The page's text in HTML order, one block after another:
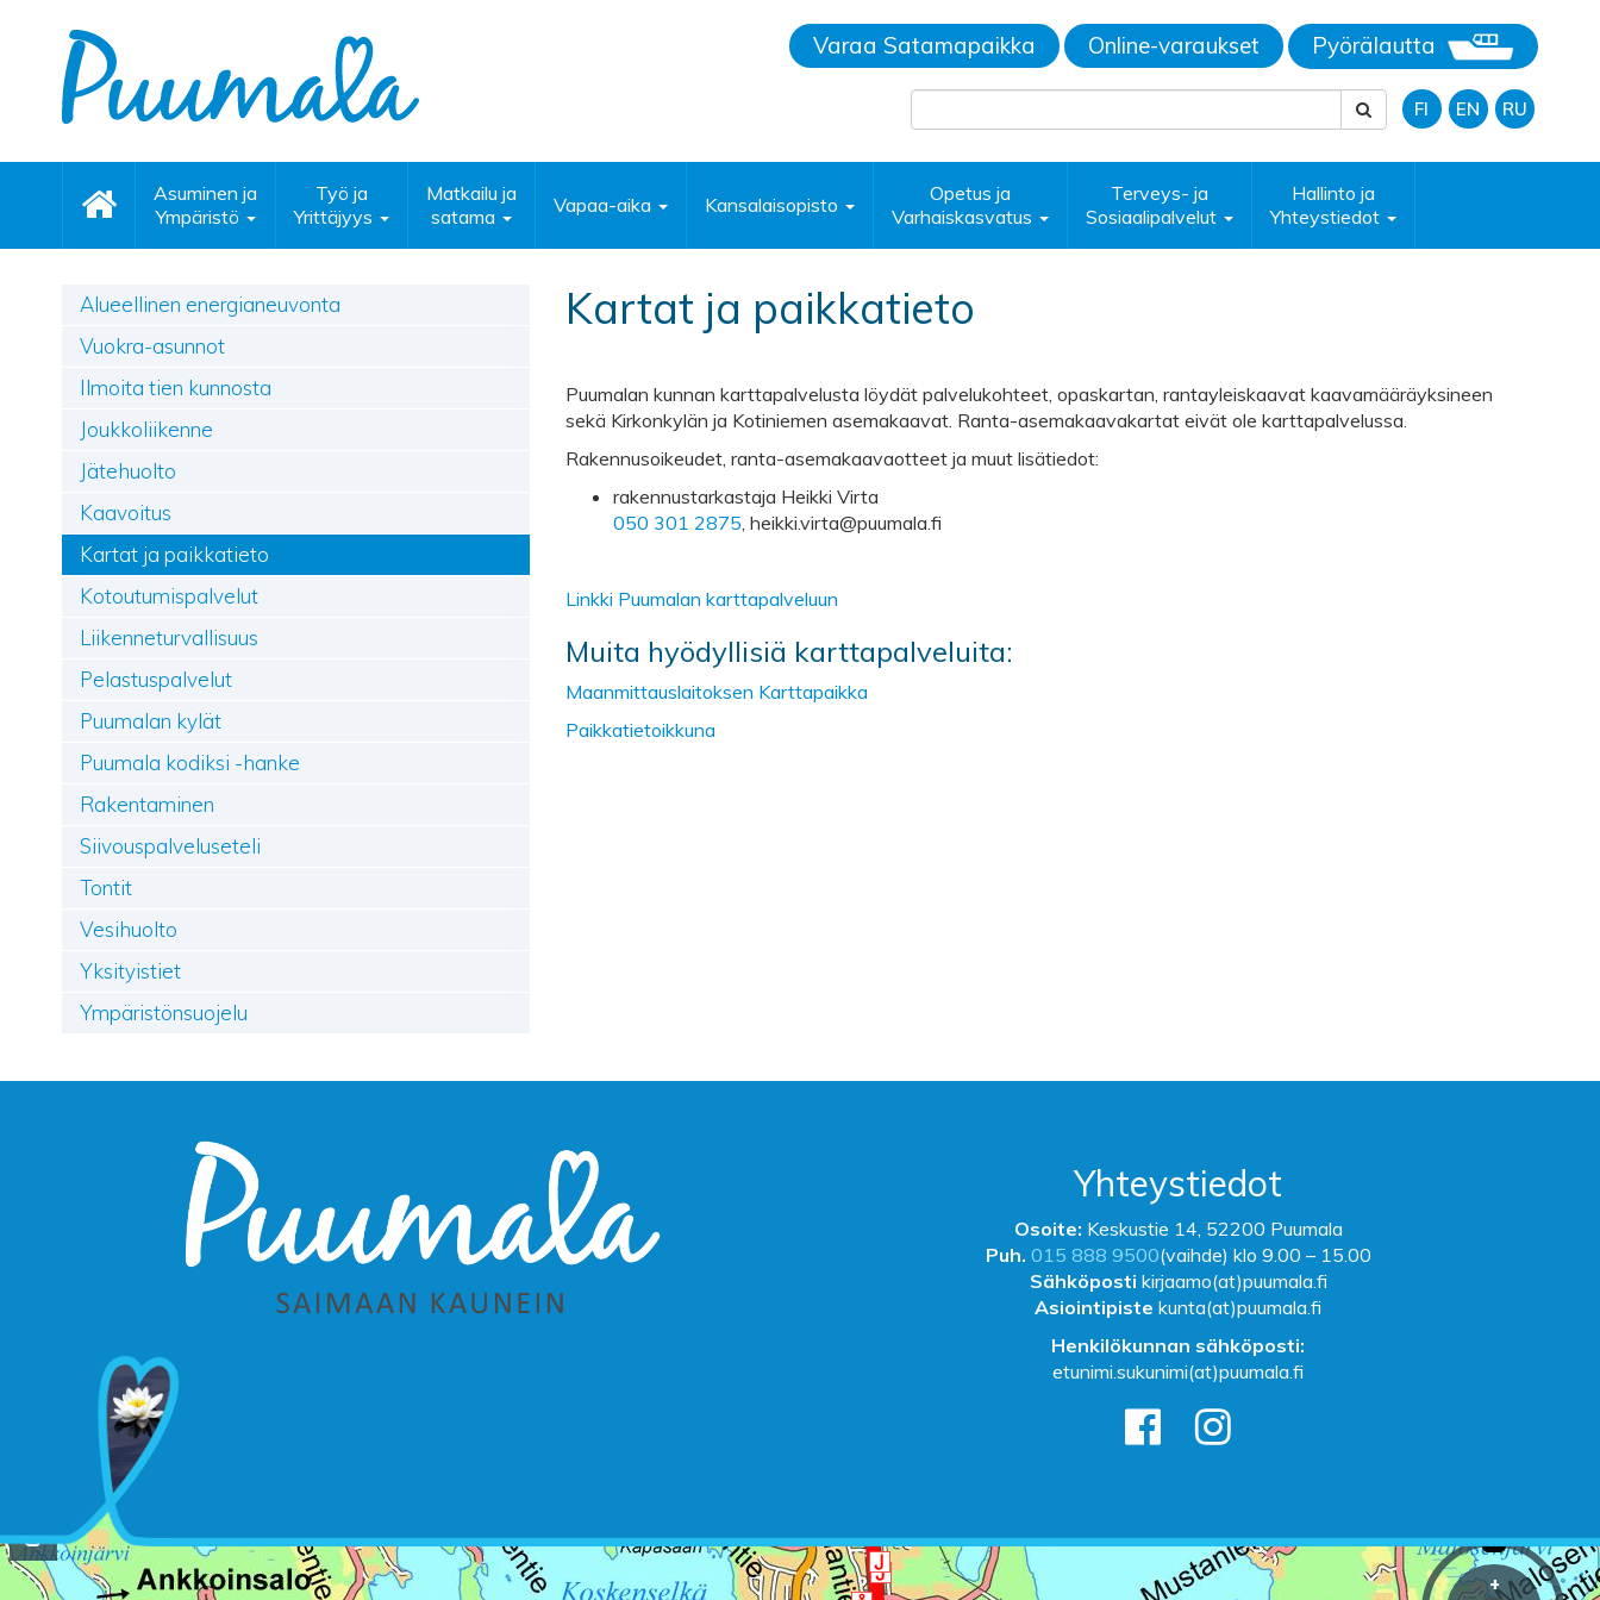
Varaa Satamapaikka Online-varaukset Pyörälautta
FI EN RU
Asuminen ja
Ympäristö
Työ ja
Yrittäjyys
Matkailu ja
satama
Vapaa-aika Kansalaisopisto
Opetus ja
Varhaiskasvatus
Terveys- ja
Sosiaalipalvelut
Hallinto ja
Yhteystiedot
Alueellinen energianeuvonta
Vuokra-asunnot
Ilmoita tien kunnosta
Joukkoliikenne
Jätehuolto
Kaavoitus
Kartat ja paikkatieto
Kotoutumispalvelut
Liikenneturvallisuus
Pelastuspalvelut
Puumalan kylät
Puumala kodiksi -hanke
Rakentaminen
Siivouspalveluseteli
Tontit
Vesihuolto
Yksityistiet
Ympäristönsuojelu
Kartat ja paikkatieto
Puumalan kunnan karttapalvelusta löydät palvelukohteet, opaskartan, rantayleiskaavat kaavamääräyksineen
sekä Kirkonkylän ja Kotiniemen asemakaavat. Ranta-asemakaavakartat eivät ole karttapalvelussa.
Rakennusoikeudet, ranta-asemakaavaotteet ja muut lisätiedot:
rakennustarkastaja Heikki Virta
050 301 2875 , heikki.virta@puumala.fi
Linkki Puumalan karttapalveluun
Muita hyödyllisiä karttapalveluita:
Maanmittauslaitoksen Karttapaikka
Paikkatietoikkuna
Yhteystiedot
Osoite: Keskustie 14, 52200 Puumala
Puh. 015 888 9500(vaihde) klo 9.00 – 15.00
Sähköposti kirjaamo(at)puumala.fi
Asiointipiste kunta(at)puumala.fi
Henkilökunnan sähköposti:
etunimi.sukunimi(at)puumala.fi